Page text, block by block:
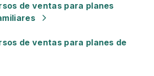
de ventas para planes
de ventas para planes de